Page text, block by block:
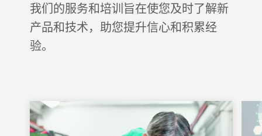
我们的服务和培训旨在使您及时了解新
产品和技术，助您提升信心和积累经
验。